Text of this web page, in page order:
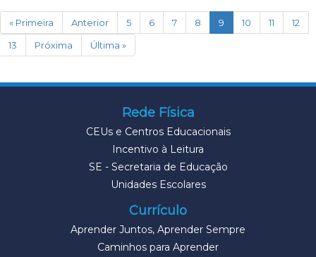
« Primeira Anterior 5 6 7 8 9 (current)
10 11
12
13
Próxima Última »
Rede Física
CEUs e Centros Educacionais
Incentivo à Leitura
SE - Secretaria de Educação
Unidades Escolares
Currículo
Aprender Juntos, Aprender Sempre
Caminhos para Aprender